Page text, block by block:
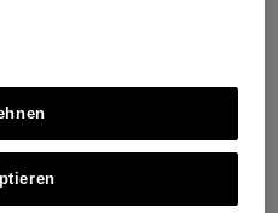
Besuchenden am J&J-
der Medaillenzeremonien
Momenten, die Athletinnen,
bewegen.
Olympics National
Engagements. Seit